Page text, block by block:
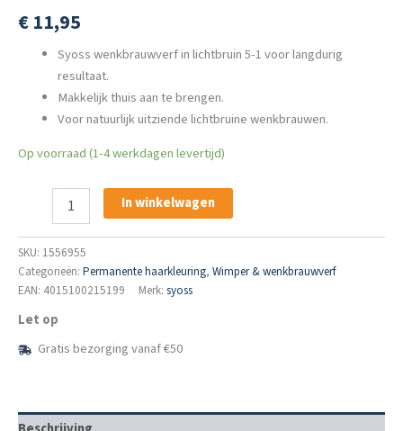
€11,95
Syoss wenkbrauwverf in lichtbruin 5-1 voor langdurig
resultaat.
Makkelijk thuis aan te brengen.
Voor natuurlijk uitziende lichtbruine wenkbrauwen.
Op voorraad (1-4 werkdagen levertijd)
Wenkbrauwverf
5-
1
aantal
In winkelwagen
SKU: 1556955
Categorieën: Permanente haarkleuring, Wimper & wenkbrauwverf
EAN: 4015100215199
Merk: syoss
Let op
Gratis bezorging vanaf €50